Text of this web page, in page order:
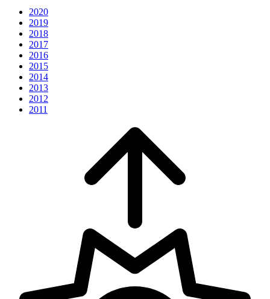
2020
2019
2018
2017
2016
2015
2014
2013
2012
2011